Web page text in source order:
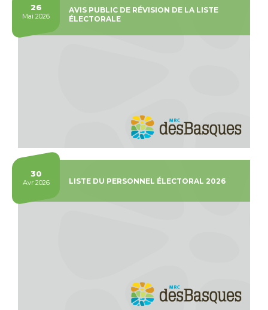
AVIS PUBLIC DE RÉVISION DE LA LISTE
ÉLECTORALE
26
Mai 2026
LISTE DU PERSONNEL ÉLECTORAL 2026
30
Avr 2026